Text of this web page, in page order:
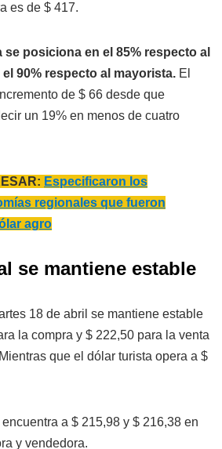
es de $ 417.
posiciona en el 85% respecto al
90% respecto al mayorista. El
de $ 66 desde que
un 19% en menos de cuatro
Especificaron los
regionales que fueron
agro
se mantiene estable
18 de abril se mantiene estable
la compra y $ 222,50 para la venta
que el dólar turista opera a $
a $ 215,98 y $ 216,38 en
y vendedora.